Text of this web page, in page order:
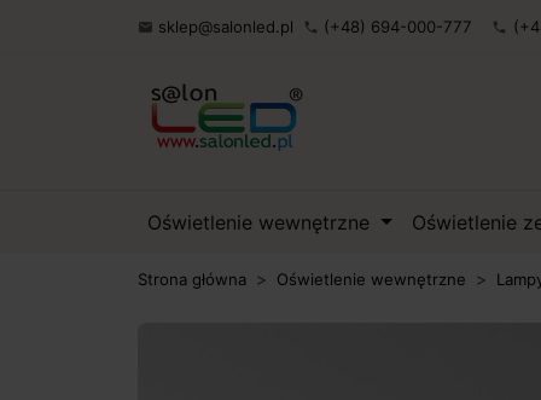
 sklep@salonled.pl phone (+48) 694-000-777 phone
Oświetlenie wewnętrzne Oświetlenie
Strona główna Oświetlenie wewnętrzne